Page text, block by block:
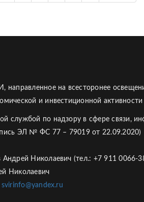
направленное на всесторонее
и инвестиционной активности
службой по надзору в сфере связи,
ЭЛ № ФС 77 – 79019 от 22.09.2020)
Андрей Николаевич (тел.: +7 911 0066-
Николаевич
svirinfo@yandex.ru